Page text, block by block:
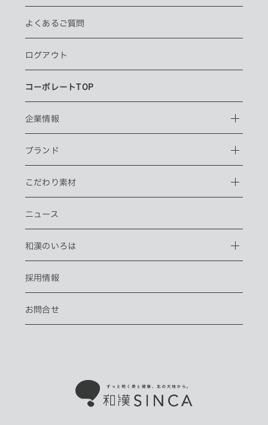
よくあるご質問
ログアウト
コーポレートTOP
企業情報
ブランド
こだわり素材
ニュース
和漢のいろは
採用情報
お問合せ